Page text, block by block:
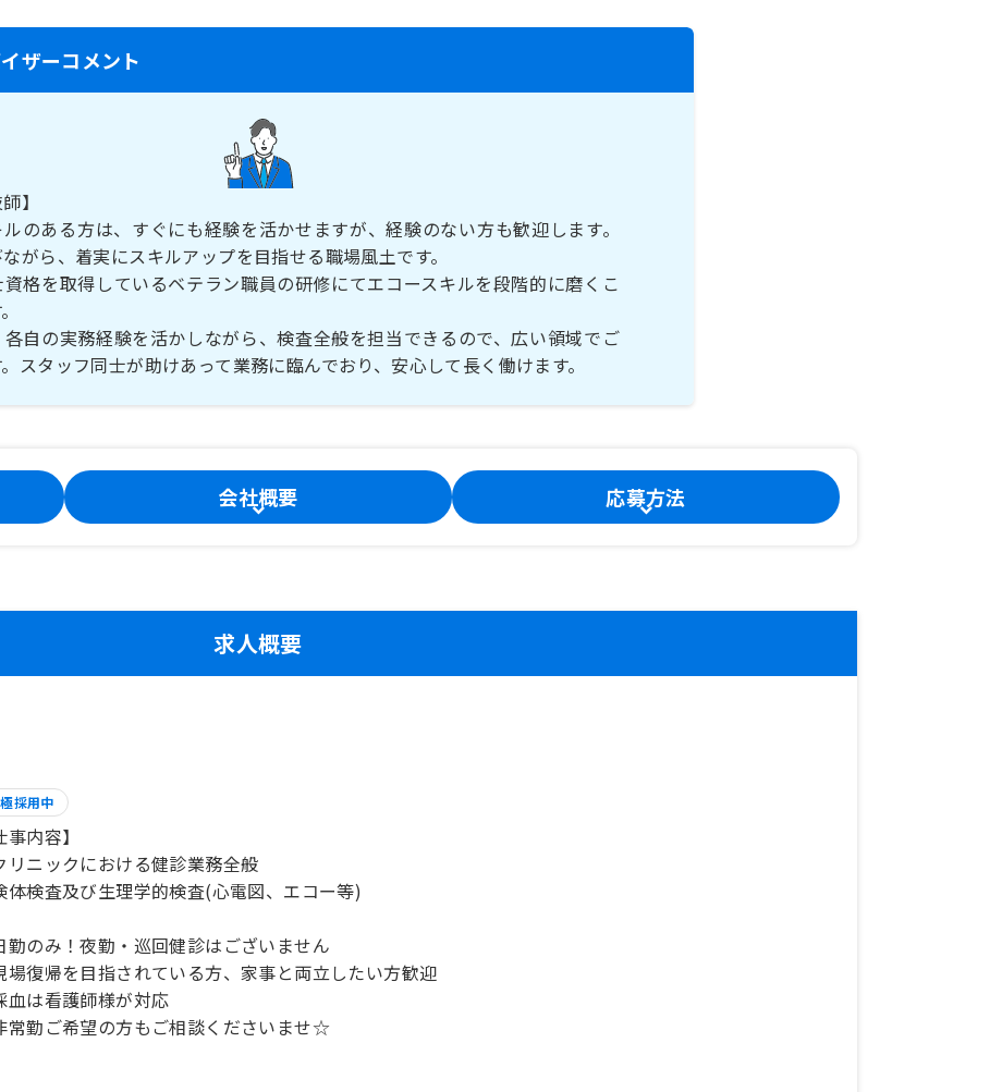
ザーコメント
】
のある方は、すぐにも経験を活かせますが、経験のない方も歓迎します。
がら、着実にスキルアップを目指せる職場風土です。
格を取得しているベテラン職員の研修にてエコースキルを段階的に磨くこ
自の実務経験を活かしながら、検査全般を担当できるので、広い領域でご
スタッフ同士が助けあって業務に臨んでおり、安心して長く働けます。
会社概要 応募方法
求人概要
採用中
事内容】
ニックにおける健診業務全般
検査及び生理学的検査(心電図、エコー等)
のみ！夜勤・巡回健診はございません
復帰を目指されている方、家事と両立したい方歓迎
は看護師様が対応